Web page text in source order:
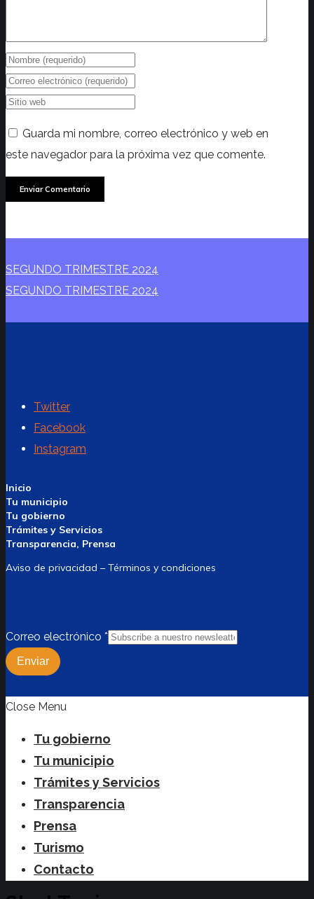
Guarda mi nombre, correo electrónico y web en
este navegador para la próxima vez que comente.
SEGUNDO TRIMESTRE 2024
SEGUNDO TRIMESTRE 2024
Twitter
Facebook
Instagram
Inicio
Tu municipio
Tu gobierno
Trámites y Servicios
Transparencia, Prensa
Aviso de privacidad – Términos y condiciones
Correo electrónico *
Enviar
Close Menu
Tu gobierno
Tu municipio
Trámites y Servicios
Transparencia
Prensa
Turismo
Contacto